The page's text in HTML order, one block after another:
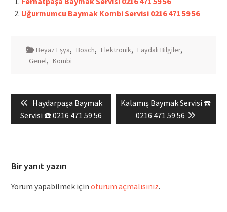
Uğurmumcu Baymak Kombi Servisi 0216 471 59 56
Beyaz Eşya, Bosch, Elektronik, Faydalı Bilgiler,
Genel, Kombi
Yazı
gezinmesi
Previous
post:
Haydarpaşa Baymak
Servisi ☎️ 0216 471 59 56
Next
post:
Kalamış Baymak Servisi ☎️
0216 471 59 56
Bir yanıt yazın
Yorum yapabilmek için oturum açmalısınız.